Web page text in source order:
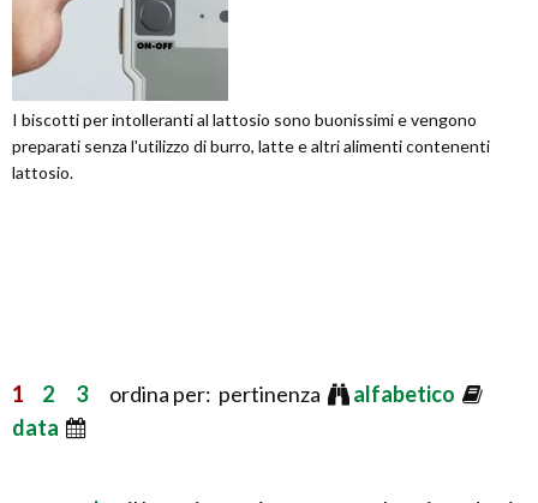
I biscotti per intolleranti al lattosio sono buonissimi e vengono
preparati senza l'utilizzo di burro, latte e altri alimenti contenenti
lattosio.
1 2 3ordina per: pertinenza
alfabetico
data